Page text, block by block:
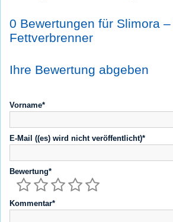
0 Bewertungen für Slimora
Fettverbrenner
Ihre Bewertung abgeben
Vorname*
E-Mail ((es) wird nicht veröffentlicht)*
Bewertung*
Kommentar*